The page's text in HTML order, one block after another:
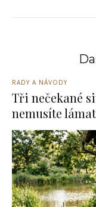
RADY A NÁVODY
Tři nečekané
nemusíte